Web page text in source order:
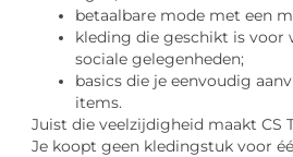
betaalbare mode met een
kleding die geschikt is voor
sociale gelegenheden;
basics die je eenvoudig
items.
Juist die veelzijdigheid maakt CS
Je koopt geen kledingstuk voor